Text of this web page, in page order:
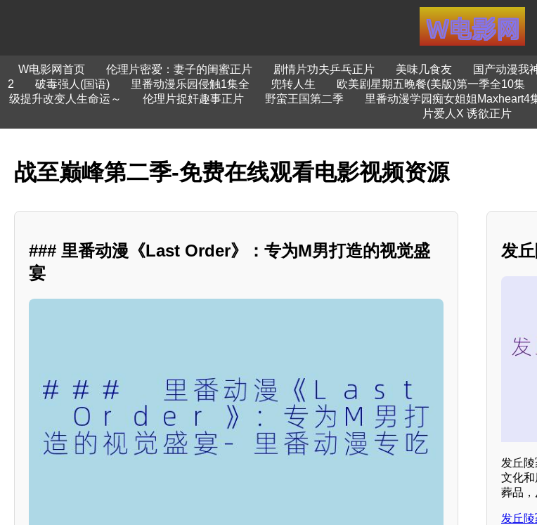
W电影网首页 伦理片密爱：妻子的闺蜜正片 剧情片功夫乒乓正片 美味几食友 国产动漫我
2
破毒强人(国语) 里番动漫乐园侵触1集全 兜转人生 欧美剧星期五晚餐(美版)第一季全10集
级提升改变人生命运～
伦理片捉奸趣事正片 野蛮王国第二季 里番动漫学园痴女姐姐Maxheart4
片爱人X 诱欲正片
战至巅峰第二季-免费在线观看电影视频资源
### 里番动漫《Last Order》：专为M男打造的视觉盛
宴
发
发丘
文化
葬品
发丘陵